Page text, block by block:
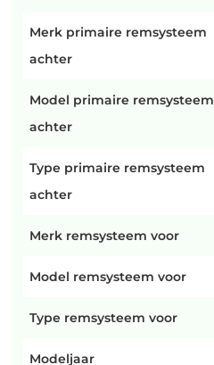
Merk primaire remsysteem
achter
Model primaire remsysteem
achter
Type primaire remsysteem
achter
Merk remsysteem voor
Model remsysteem voor
Type remsysteem voor
Modeljaar